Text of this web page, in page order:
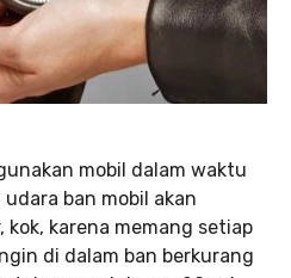
mobil dalam waktu
ban mobil akan
kok, karena memang setiap
di dalam ban berkurang